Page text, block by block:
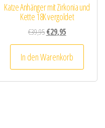
Katze Anhänger mit Zirkonia und
Kette 18K vergoldet
€39,95 Ursprünglicher Preis
€29,95Aktueller Preis
In den Warenkorb